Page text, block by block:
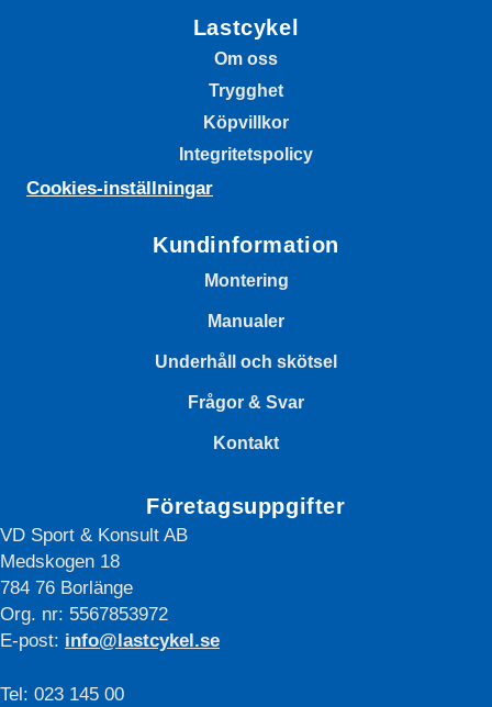
Lastcykel
Om oss
Trygghet
Köpvillkor
Integritetspolicy
Cookies-inställningar
Kundinformation
Montering
Manualer
Underhåll och skötsel
Frågor & Svar
Kontakt
Företagsuppgifter
VD Sport & Konsult AB
Medskogen 18
784 76 Borlänge
Org. nr: 5567853972
E-post: info@lastcykel.se
Tel: 023 145 00